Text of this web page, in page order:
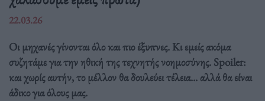
22.03.26
Οι μηχανές γίνονται όλο και πιο έξυπνες. Κι εμείς ακόμα
συζητάμε για την ηθική της τεχνητής νοημοσύνης. Spoiler:
και χωρίς αυτήν, το μέλλον θα δουλεύει τέλεια... αλλά θα είναι
άδικο για όλους μας.